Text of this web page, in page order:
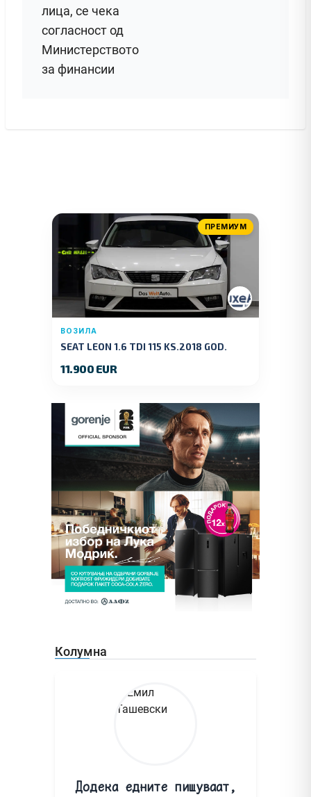
лица, се чека
согласност од
Министерството
за финансии
ПРЕМИУМ
ВОЗИЛА
SEAT LEON 1.6 TDI 115 KS.2018 GOD.
11.900 EUR
Колумна
Додека едните пишуваат,